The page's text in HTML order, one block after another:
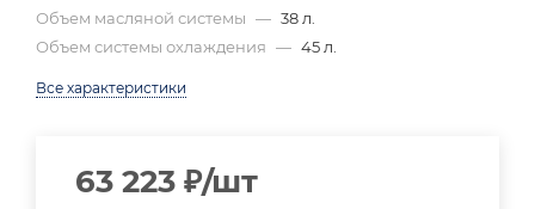
Объем масляной системы — 38 л.
Объем системы охлаждения — 45 л.
Все характеристики
63 223 ₽/шт